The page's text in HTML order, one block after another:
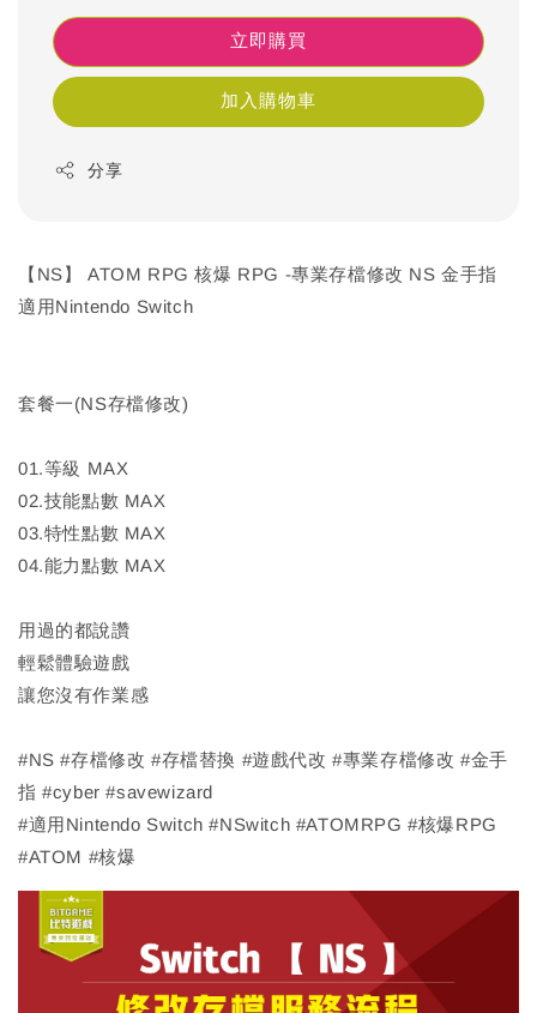
立即購買
加入購物車
分享
【NS】 ATOM RPG 核爆 RPG -專業存檔修改 NS 金手指
適用Nintendo Switch
套餐一(NS存檔修改)
01.等級 MAX
02.技能點數 MAX
03.特性點數 MAX
04.能力點數 MAX
用過的都說讚
輕鬆體驗遊戲
讓您沒有作業感
#NS #存檔修改 #存檔替換 #遊戲代改 #專業存檔修改 #金手
指 #cyber #savewizard
#適用Nintendo Switch #NSwitch #ATOMRPG #核爆RPG
#ATOM #核爆